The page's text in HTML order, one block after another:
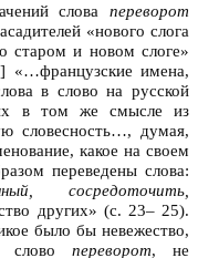
слова переворот
«нового слога
старом и новом слоге»
«…французские имена,
в слово на русской
в том же смысле из
словесность…, думая,
какое на своем
переведены слова:
сосредоточить,
других» (с. 23– 25).
было бы невежество,
словопереворот, не